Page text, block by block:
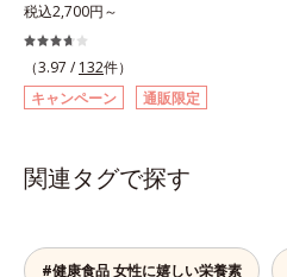
れます。*1 1杯分（約27g）当り。
コラーゲン含む。*2 ビタミンB1、
B2、B6、B12、ナイアシン、パン
トテン酸各商品の詳しい情報は商品
ページをご覧ください。・BEAUTY
ドリンク。体内のコラーゲンに着目
したコラーゲンドリンクです。秘密
はレモンバームエキス。コラーゲン
と相性のいい美容素材を配合するこ
とで、あなたに眠るキレイの因子を
にこそおすすめ。さらに、分子が小
配合。サポート成分のビタミンC、
税込2,700円～
（3.97 / 132件）
キャンペーン
通販限定
関連タグで探す
#健康食品 女性に嬉しい栄養素